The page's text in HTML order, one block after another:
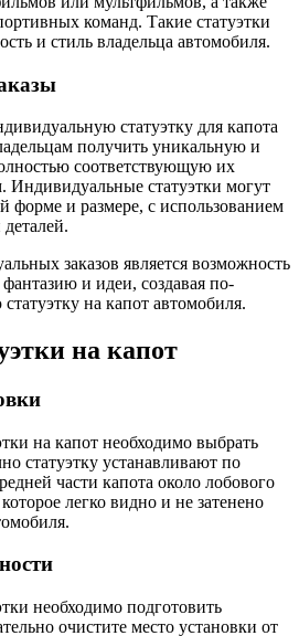
команд. Такие статуэтки
и стиль владельца автомобиля.
статуэтку для капота
получить уникальную и
соответствующую их
Индивидуальные статуэтки могут
и размере, с использованием
заказов является возможность
и идеи, создавая по-
на капот автомобиля.
на капот
на капот необходимо выбрать
статуэтку устанавливают по
части капота около лобового
легко видно и не затенено
необходимо подготовить
очистите место установки от